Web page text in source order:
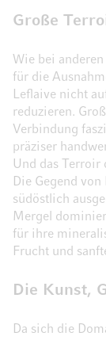
Große
Wie bei
für die
Leflaive nicht
reduzieren.
Verbindung
präziser
Und das Terroir
Die Gegend
südöstlich
Mergel
für ihre
Frucht und
Die Kunst,
Da sich die